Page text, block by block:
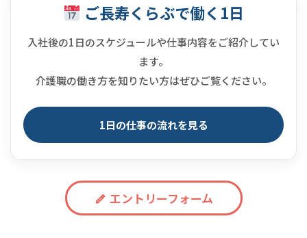
ご長寿くらぶで働く1日
入社後の1日のスケジュールや仕事内容をご紹介してい
ます。
介護職の働き方を知りたい方はぜひご覧ください。
1日の仕事の流れを見る
エントリーフォーム